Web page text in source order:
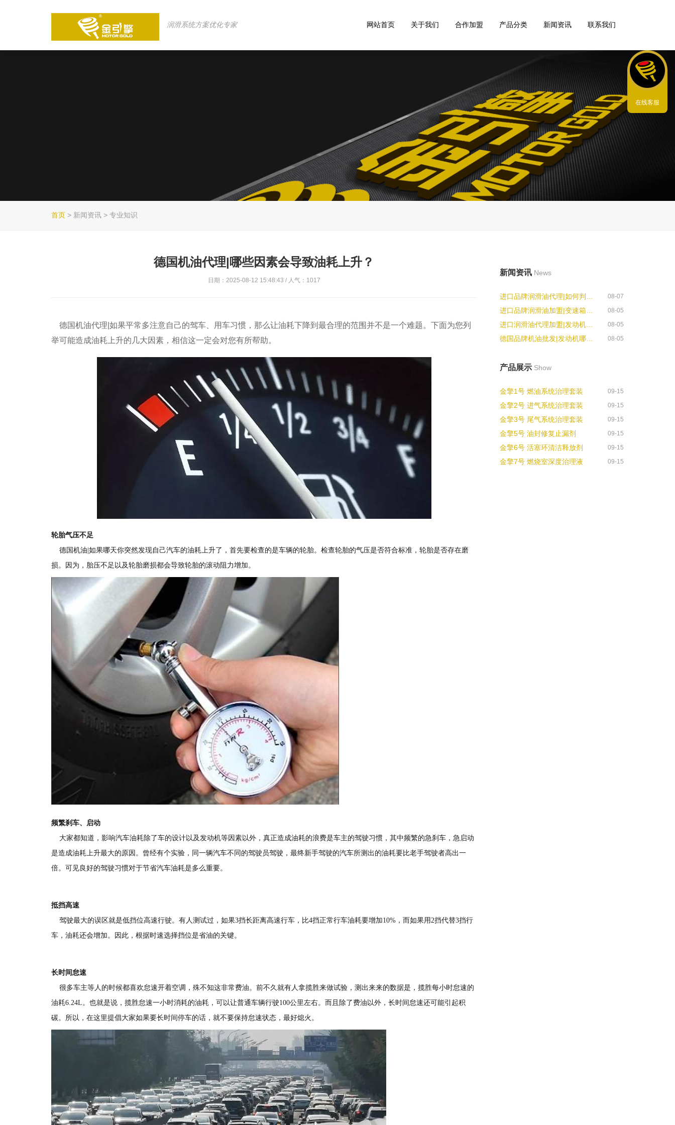
润滑系统方案优化专家 网站首页 关于我们 合作加盟 产品分类 新闻资讯 联系我们
首页 > 新闻资讯 > 专业知识
德国机油代理|哪些因素会导致油耗上升？
日期：2025-08-12 15:48:43 / 人气：1017
德国机油代理|如果平常多注意自己的驾车、用车习惯，那么让油耗下降到最合理的范围并不是一个难题。下面为您列
举可能造成油耗上升的几大因素，相信这一定会对您有所帮助。
轮胎气压不足
德国机油|如果哪天你突然发现自己汽车的油耗上升了，首先要检查的是车辆的轮胎。检查轮胎的气压是否符合标准，轮胎是否存在磨
损。因为，胎压不足以及轮胎磨损都会导致轮胎的滚动阻力增加。
频繁刹车、启动
大家都知道，影响汽车油耗除了车的设计以及发动机等因素以外，真正造成油耗的浪费是车主的驾驶习惯，其中频繁的急刹车，急启动
是造成油耗上升最大的原因。曾经有个实验，同一辆汽车不同的驾驶员驾驶，最终新手驾驶的汽车所测出的油耗要比老手驾驶者高出一
倍。可见良好的驾驶习惯对于节省汽车油耗是多么重要。
抵挡高速
驾驶最大的误区就是低挡位高速行驶。有人测试过，如果3挡长距离高速行车，比4挡正常行车油耗要增加10%，而如果用2挡代替3挡行
车，油耗还会增加。因此，根据时速选择挡位是省油的关键。
长时间怠速
很多车主等人的时候都喜欢怠速开着空调，殊不知这非常费油。前不久就有人拿揽胜来做试验，测出来来的数据是，揽胜每小时怠速的
油耗6.24L。也就是说，揽胜怠速一小时消耗的油耗，可以让普通车辆行驶100公里左右。而且除了费油以外，长时间怠速还可能引起积
碳。所以，在这里提倡大家如果要长时间停车的话，就不要保持怠速状态，最好熄火。
新闻资讯 News
08-07
进口品牌润滑油加盟|变速箱有哪些... 08-05
进口润滑油代理加盟|发动机亮故障... 08-05
德国品牌机油批发|发动机哪些部位... 08-05
产品展示 Show
金擎1号 燃油系统治理套装 09-15
金擎2号 进气系统治理套装 09-15
金擎3号 尾气系统治理套装 09-15
金擎5号 油封修复止漏剂 09-15
金擎6号 活塞环清洁释放剂 09-15
金擎7号 燃烧室深度治理液 09-15
在线客服